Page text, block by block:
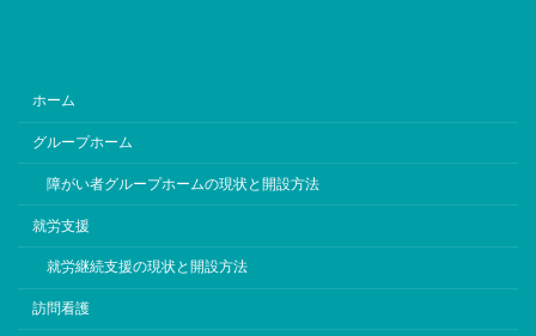
ホーム
グループホーム
障がい者グループホームの現状と開設方法
就労支援
就労継続支援の現状と開設方法
訪問看護